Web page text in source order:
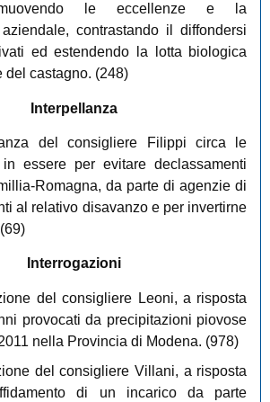
le eccellenze e la
contrastando il diffondersi
ed estendendo la lotta biologica
del castagno. (248)
Interpellanza
del consigliere Filippi circa le
essere per evitare declassamenti
Romagna, da parte di agenzie di
al relativo disavanzo e per invertirne
Interrogazioni
del consigliere Leoni, a risposta
provocati da precipitazioni piovose
nella Provincia di Modena. (978)
del consigliere Villani, a risposta
di un incarico da parte